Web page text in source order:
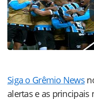
Siga o Grêmio News
alertas e as principais